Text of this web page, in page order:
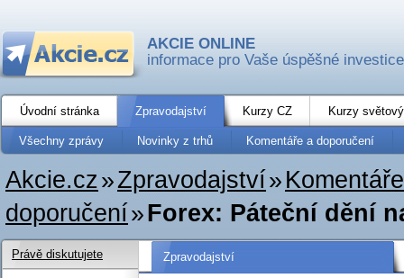
AKCIE ONLINE
informace pro Vaše úspěšné investice
Úvodní stránka Zpravodajství Kurzy CZ Kurzy
Všechny zprávy Novinky z trhů Komentáře a doporučení
Akcie.cz»Zpravodajství»
doporučení»Forex: Páteční dění
Zpravodajství
Právě diskutujete